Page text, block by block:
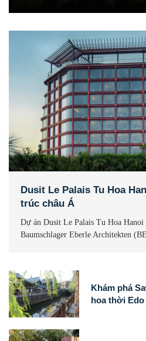
Dusit Le Palais Tu Hoa
trúc châu Á
Dự án Dusit Le Palais Tu Hoa
Baumschlager Eberle Architekten
Khám phá
hoa thời Edo